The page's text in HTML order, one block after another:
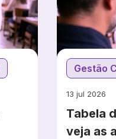
Gestão
13 jul 2026
Tabela
veja as